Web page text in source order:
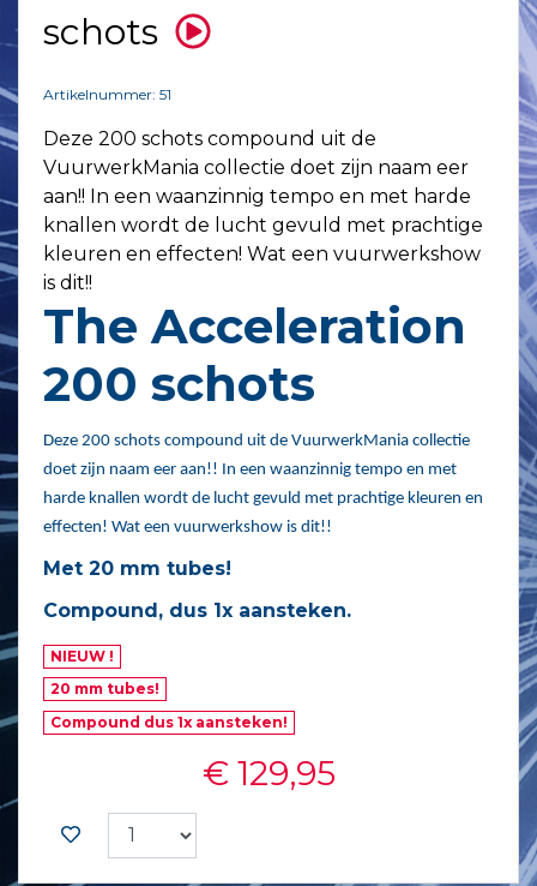
schots
Artikelnummer: 51
Deze 200 schots compound uit de
VuurwerkMania collectie doet zijn naam eer
aan!! In een waanzinnig tempo en met harde
knallen wordt de lucht gevuld met prachtige
kleuren en effecten! Wat een vuurwerkshow
is dit!!
The Acceleration
200 schots
Deze 200 schots compound uit de VuurwerkMania collectie
doet zijn naam eer aan!! In een waanzinnig tempo en met
harde knallen wordt de lucht gevuld met prachtige kleuren en
effecten! Wat een vuurwerkshow is dit!!
Met 20 mm tubes!
Compound, dus 1x aansteken.
NIEUW !
20 mm tubes!
Compound dus 1x aansteken!
€ 129,95